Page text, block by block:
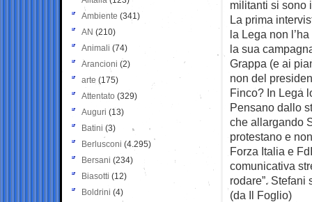
militanti si sono
La prima
la Lega non
la sua
Grappa (e ai
non del
Finco? In Lega
Pensano dallo
che allargando
protestano e
Forza Italia e
comunicativa
rodare”.
(da Il Foglio)
Ambiente (341)
AN (210)
Animali (74)
Arancioni (2)
arte (175)
Attentato (329)
Auguri (13)
Batini (3)
Berlusconi (4.295)
Bersani (234)
Biasotti (12)
Boldrini (4)